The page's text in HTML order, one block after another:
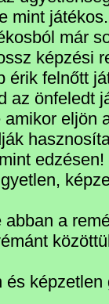
mint
már
képzési
érik felnőtt
az önfeledt
eljön
edzésen!
a